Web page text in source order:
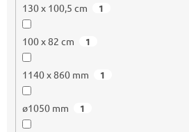
130 x 100,5 cm 1
100 x 82 cm 1
1140 x 860 mm 1
ø1050 mm 1